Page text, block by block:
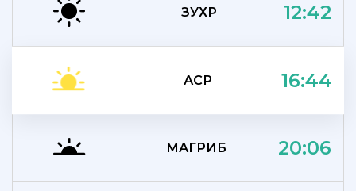
ЗУХР 12:42
АСР 16:44
МАГРИБ 20:06